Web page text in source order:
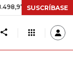
+$ 8.753,81 +2,19%
SUSCRÍBASE